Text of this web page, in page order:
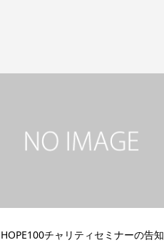
HOPE100チャリティセミナーの告知